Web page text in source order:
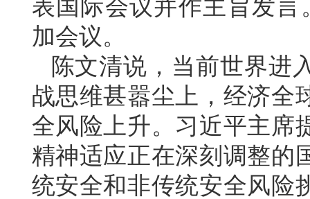
表国际会议并作主旨发
加会议。
陈文清说，当前世界进
战思维甚嚣尘上，经济全
全风险上升。习近平主席
精神适应正在深刻调整的
统安全和非传统安全风险